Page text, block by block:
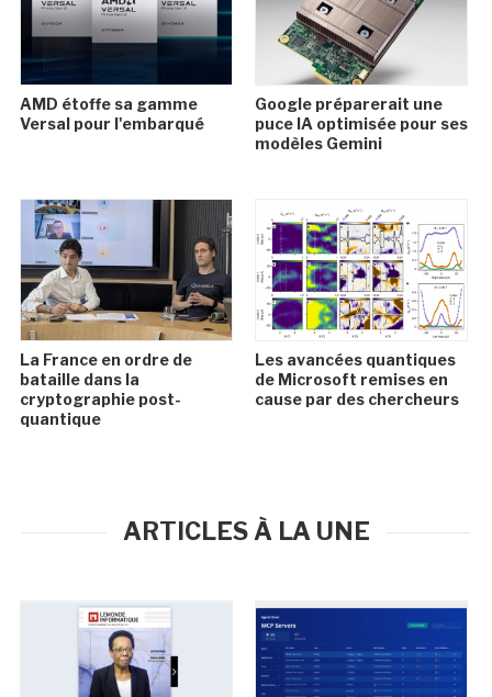
AMD étoffe sa gamme
Versal pour l'embarqué
Google préparerait une
puce IA optimisée pour ses
modèles Gemini
La France en ordre de
bataille dans la
cryptographie post-
quantique
Les avancées quantiques
de Microsoft remises en
cause par des chercheurs
ARTICLES À LA UNE